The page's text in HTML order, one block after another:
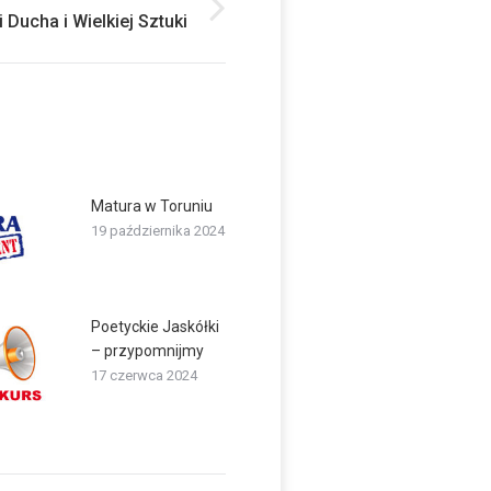
Ducha i Wielkiej Sztuki
Matura w Toruniu
19 października 2024
Poetyckie Jaskółki
– przypomnijmy
17 czerwca 2024